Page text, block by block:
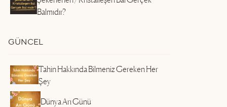
Balmıdır?
GÜNCEL
Tahin Hakkında Bilmeniz Gereken Her
Şey
Dünya Arı Günü